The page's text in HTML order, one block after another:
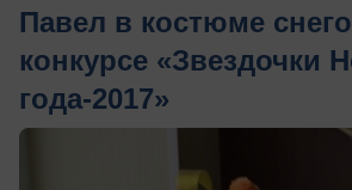
Павел в костюме
конкурсе «Звездочки
года-2017»